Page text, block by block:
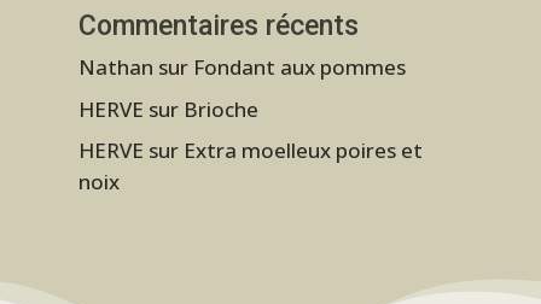
Commentaires récents
Nathan sur Fondant aux pommes
HERVE sur Brioche
HERVE sur Extra moelleux poires et
noix